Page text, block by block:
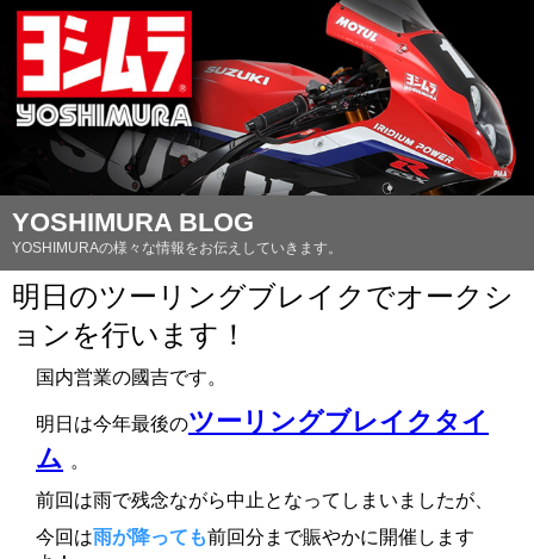
YOSHIMURA BLOG
YOSHIMURAの様々な情報をお伝えしていきます。
明日のツーリングブレイクでオークシ
ョンを行います！
国内営業の國吉です。
明日は今年最後のツーリングブレイクタイ
ム 。
前回は雨で残念ながら中止となってしまいましたが、
今回は雨が降っても前回分まで賑やかに開催します